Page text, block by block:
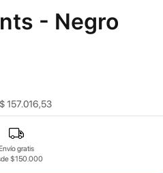
- Negro
$157.016,53
gratis
$150.000